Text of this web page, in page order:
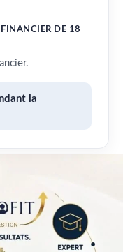
FINANCIER DE 18
la